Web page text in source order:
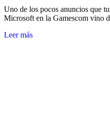
Uno de los pocos anuncios que
Microsoft en la Gamescom vino
Leer más